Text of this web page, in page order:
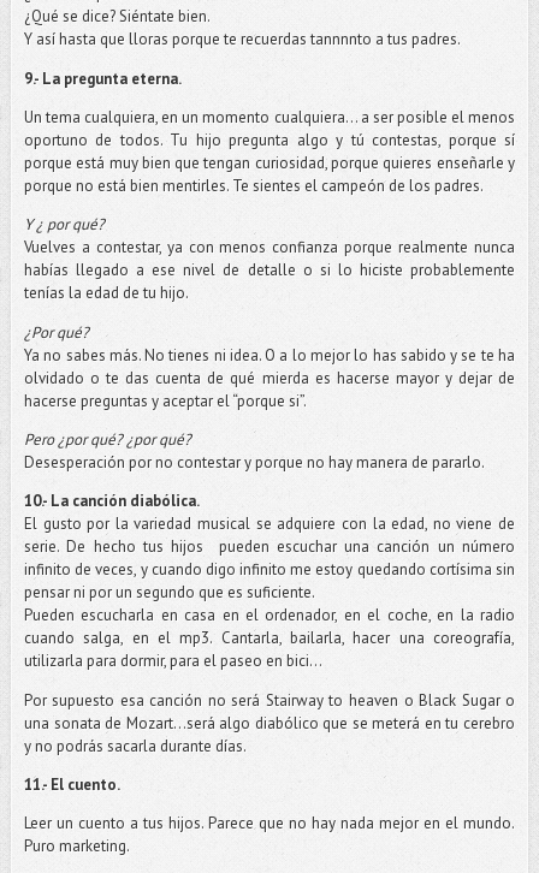
¿Qué se dice? Siéntate bien.
Y así hasta que lloras porque te recuerdas tannnnto a tus padres.
9.- La pregunta eterna.
Un tema cualquiera, en un momento cualquiera… a ser posible el menos
oportuno de todos. Tu hijo pregunta algo y tú contestas, porque sí
porque está muy bien que tengan curiosidad, porque quieres enseñarle y
porque no está bien mentirles. Te sientes el campeón de los padres.
Y ¿ por qué?
Vuelves a contestar, ya con menos confianza porque realmente nunca
habías llegado a ese nivel de detalle o si lo hiciste probablemente
tenías la edad de tu hijo.
¿Por qué?
Ya no sabes más. No tienes ni idea. O a lo mejor lo has sabido y se te ha
olvidado o te das cuenta de qué mierda es hacerse mayor y dejar de
hacerse preguntas y aceptar el “porque si”.
Pero ¿por qué? ¿por qué?
Desesperación por no contestar y porque no hay manera de pararlo.
10.- La canción diabólica.
El gusto por la variedad musical se adquiere con la edad, no viene de
serie. De hecho tus hijos
pueden escuchar una canción un número
infinito de veces, y cuando digo infinito me estoy quedando cortísima sin
pensar ni por un segundo que es suficiente.
Pueden escucharla en casa en el ordenador, en el coche, en la radio
cuando salga, en el mp3. Cantarla, bailarla, hacer una coreografía,
utilizarla para dormir, para el paseo en bici…
Por supuesto esa canción no será Stairway to heaven o Black Sugar o
una sonata de Mozart…será algo diabólico que se meterá en tu cerebro
y no podrás sacarla durante días.
11.- El cuento.
Leer un cuento a tus hijos. Parece que no hay nada mejor en el mundo.
Puro marketing.